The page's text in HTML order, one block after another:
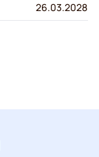
26.03.2028